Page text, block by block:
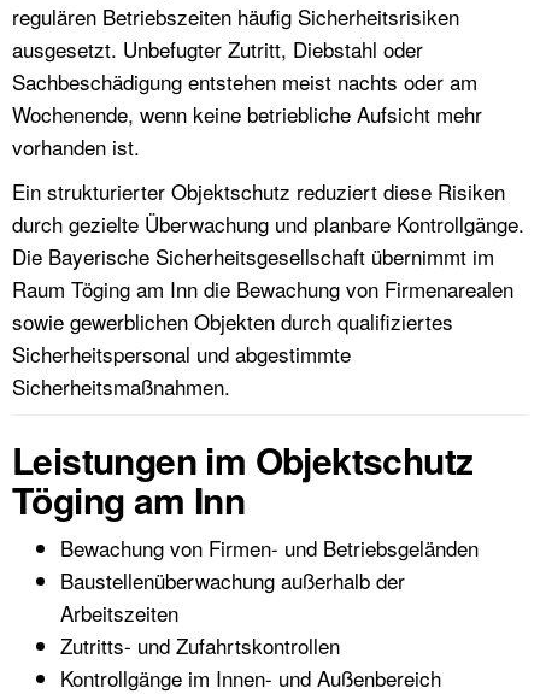
regulären Betriebszeiten häufig Sicherheitsrisiken
ausgesetzt. Unbefugter Zutritt, Diebstahl oder
Sachbeschädigung entstehen meist nachts oder am
Wochenende, wenn keine betriebliche Aufsicht mehr
vorhanden ist.
Ein strukturierter Objektschutz reduziert diese Risiken
durch gezielte Überwachung und planbare Kontrollgänge.
Die Bayerische Sicherheitsgesellschaft übernimmt im
Raum Töging am Inn die Bewachung von Firmenarealen
sowie gewerblichen Objekten durch qualifiziertes
Sicherheitspersonal und abgestimmte
Sicherheitsmaßnahmen.
Leistungen im Objektschutz
Töging am Inn
Bewachung von Firmen- und Betriebsgeländen
Baustellenüberwachung außerhalb der
Arbeitszeiten
Zutritts- und Zufahrtskontrollen
Kontrollgänge im Innen- und Außenbereich